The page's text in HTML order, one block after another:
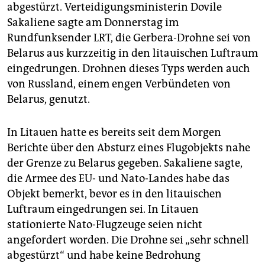
abgestürzt. Verteidigungsministerin Dovile
Sakaliene sagte am Donnerstag im
Rundfunksender LRT, die Gerbera-Drohne sei von
Belarus aus kurzzeitig in den litauischen Luftraum
eingedrungen. Drohnen dieses Typs werden auch
von Russland, einem engen Verbündeten von
Belarus, genutzt.
In Litauen hatte es bereits seit dem Morgen
Berichte über den Absturz eines Flugobjekts nahe
der Grenze zu Belarus gegeben. Sakaliene sagte,
die Armee des EU- und Nato-Landes habe das
Objekt bemerkt, bevor es in den litauischen
Luftraum eingedrungen sei. In Litauen
stationierte Nato-Flugzeuge seien nicht
angefordert worden. Die Drohne sei „sehr schnell
abgestürzt“ und habe keine Bedrohung